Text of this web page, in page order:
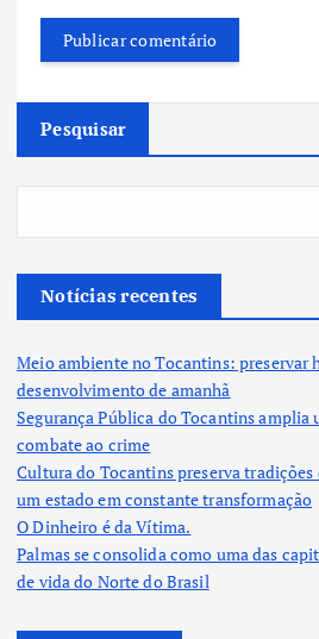
Pesquisar
Notícias recentes
Meio ambiente no Tocantins: preservar
desenvolvimento de amanhã
Segurança Pública do Tocantins amplia
combate ao crime
Cultura do Tocantins preserva
um estado em constante transformação
O Dinheiro é da Vítima.
Palmas se consolida como uma das
de vida do Norte do Brasil